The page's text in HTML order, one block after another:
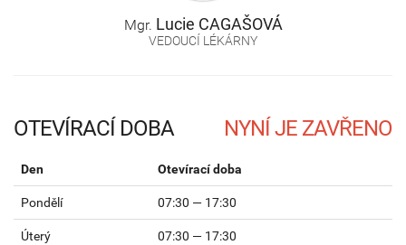
Mgr. Lucie CAGAŠOVÁ
VEDOUCÍ LÉKÁRNY
OTEVÍRACÍ DOBA
Den Otevírací doba
Pondělí 07:30 — 17:30
Úterý 07:30 — 17:30